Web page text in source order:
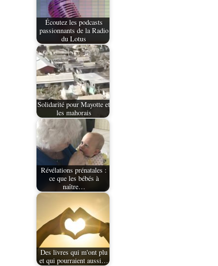
Écoutez les podcasts
passionnants de la Radio
du Lotus
Solidarité pour Mayotte et
les mahorais
Révélations prénatales :
ce que les bébés à
naître…
Des livres qui m'ont plu
et qui pourraient aussi…